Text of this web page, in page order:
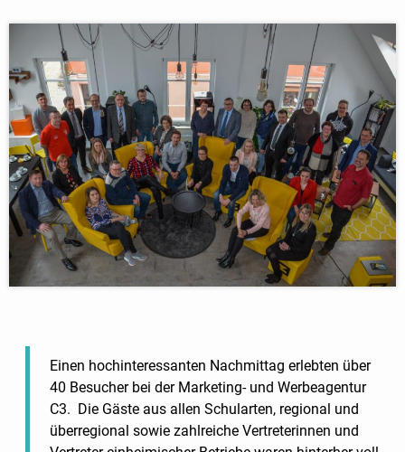
Einen hochinteressanten Nachmittag erlebten über
40 Besucher bei der Marketing- und Werbeagentur
C3. Die Gäste aus allen Schularten, regional und
überregional sowie zahlreiche Vertreterinnen und